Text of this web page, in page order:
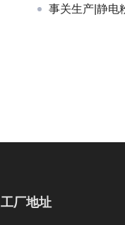
事关生产|静电
工厂地址